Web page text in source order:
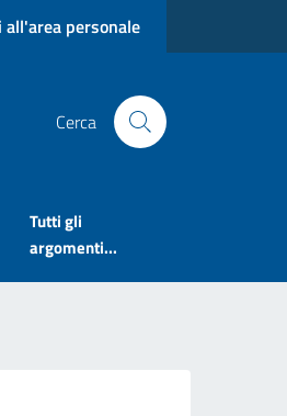
all'area personale
Cerca
Tutti gli
argomenti...